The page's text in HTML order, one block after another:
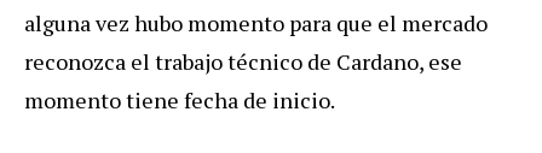
alguna vez hubo momento para que el mercado
reconozca el trabajo técnico de Cardano, ese
momento tiene fecha de inicio.